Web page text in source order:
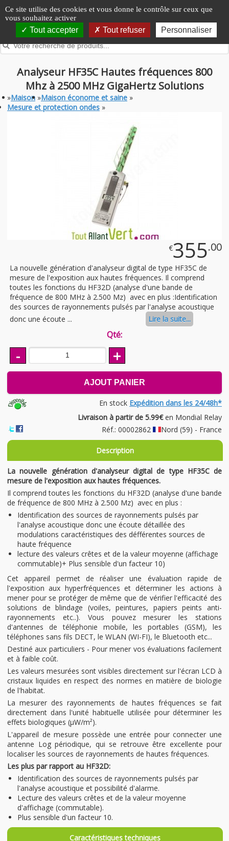
Panneau de gestion des cookies
Ce site utilise des cookies et vous donne le contrôle sur ceux que
vous souhaitez activer
Tout accepter Tout refuser Personnaliser
Analyseur HF35C Hautes fréquences 800
Mhz à 2500 MHz GigaHertz Solutions
»Maison »Maison économe et saine »
Mesure et protection ondes »
€355.00
La nouvelle génération d'analyseur digital de type HF35C de
mesure de l'exposition aux hautes fréquences. Il comprend
toutes les fonctions du HF32D (analyse d'une bande de
fréquence de 800 MHz à 2.500 Mz) avec en plus :Identification
des sources de rayonnements pulsés par l'analyse acoustique
donc une écoute ...
Lire la suite...
Qté:
- +
AJOUT PANIER
En stock Expédition dans les 24/48h*
Livraison à partir de 5.99€en Mondial Relay
Réf.: 00002862
Nord (59) - France
Description
La nouvelle génération d'analyseur digital de type HF35C de
mesure de l'exposition aux hautes fréquences.
Il comprend toutes les fonctions du HF32D (analyse d'une bande
de fréquence de 800 MHz à 2.500 Mz) avec en plus :
Identification des sources de rayonnements pulsés par
l'analyse acoustique donc une écoute détaillée des
modulations caractéristiques des défférentes sources de
haute fréquence
lecture des valeurs crêtes et de la valeur moyenne (affichage
commutable)+ Plus sensible d'un facteur 10)
Cet appareil permet de réaliser une évaluation rapide de
l'exposition aux hyperfréquences et déterminer les actions à
mener pour se protéger de même que de vérifier l'efficacité des
solutions de blindage (voiles, peintures, papiers peints anti-
rayonnements etc..). Vous pouvez mesurer les stations
d'antennes de téléphonie mobile, les portables (GSM), les
téléphones sans fils DECT, le WLAN (WI-FI), le Bluetooth etc...
Destiné aux particuliers - Pour mener vos évaluations facilement
et à faible coût.
Les valeurs mesurées sont visibles directement sur l'écran LCD à
cristaux liquides en respect des normes en matière de biologie
de l'habitat.
La mesurer des rayonnements de hautes fréquences se fait
directement dans l'unité habituelle utilisée pour déterminer les
effets biologiques (µW/m²).
L'appareil de mesure possède une entrée pour connecter une
antenne Log périodique, qui se retrouve être excellente pour
localiser les sources de rayonnements de hautes fréquences.
Les plus par rapport au HF32D:
Identification des sources de rayonnements pulsés par
l'analyse acoustique et possibilité d'alarme.
Lecture des valeurs crêtes et de la valeur moyenne
d'affichage (commutable).
Plus sensible d'un facteur 10.
Caractéristiques techniques